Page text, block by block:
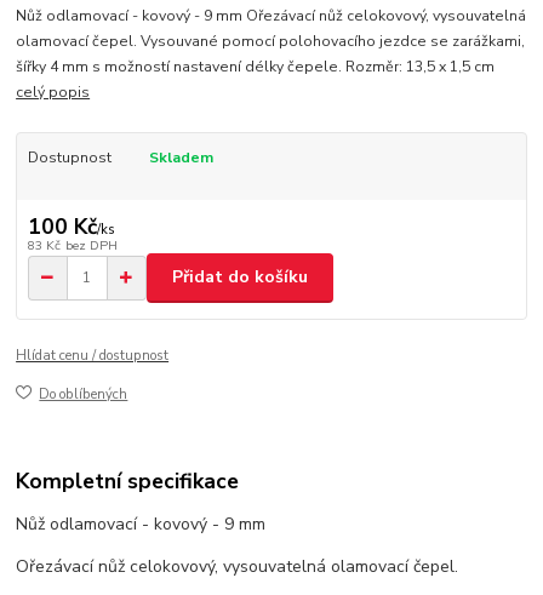
Nůž odlamovací - kovový - 9 mm Ořezávací nůž celokovový, vysouvatelná
olamovací čepel. Vysouvané pomocí polohovacího jezdce se zarážkami,
šířky 4 mm s možností nastavení délky čepele. Rozměr: 13,5 x 1,5 cm
celý popis
Dostupnost Skladem
100 Kč/ks
83 Kč bez DPH
Přidat do košíku
Hlídat cenu / dostupnost
Do oblíbených
Kompletní specifikace
Nůž odlamovací - kovový - 9 mm
Ořezávací nůž celokovový, vysouvatelná olamovací čepel.